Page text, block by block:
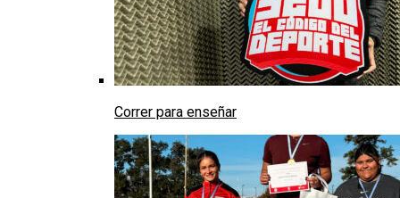
Correr para enseñar